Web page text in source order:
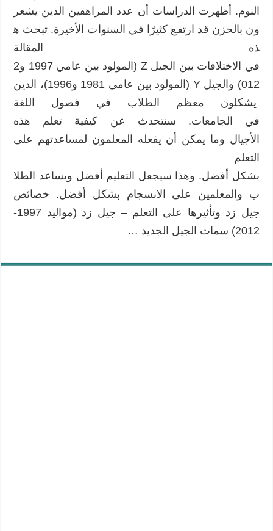
النوم. أظهرت الدراسات أن عدد المراهقين الذين يشعر
ون بالحزن قد ارتفع كثيرًا في السنوات الأخيرة. تبحث ه
ذه المقالة
في الاختلافات بين الجيل Z (المولود بين عامي 1997 و2
012) والجيل Y (المولود بين عامي 1981 و1996)، الذين
يشكلون معظم الطلاب في فصول اللغة
في الجامعات. سنتحدث عن كيفية تعلم هذه
الأجيال وما يمكن أن يفعله المعلمون لمساعدتهم على
التعلم
بشكل أفضل. وهذا سيجعل التعليم أفضل ويساعد الطلا
ب والمعلمين على الانسجام بشكل أفضل. خصائص
جيل زد وتأثيرها على التعلم – جيل زد (مواليد 1997-
2012) سمات الجيل الجديد …